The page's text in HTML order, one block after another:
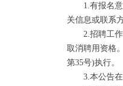
1.有报名意
关信息或联系
2.招聘工作
取消聘用资格
第35号)执行。
3.本公告在东